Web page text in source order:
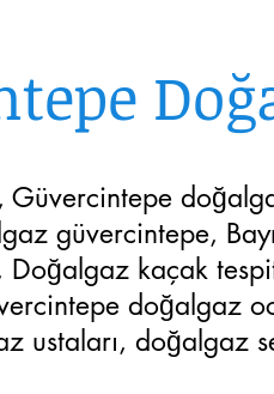
güvercintepe,
Doğalgaz kaçak
doğalgaz
ustaları, doğalgaz